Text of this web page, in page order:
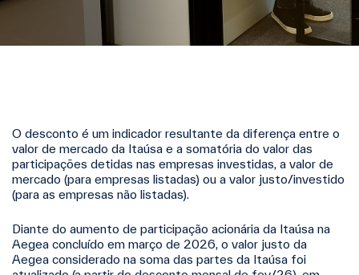
O desconto é um indicador resultante da diferença entre o
valor de mercado da Itaúsa e a somatória do valor das
participações detidas nas empresas investidas, a valor de
mercado (para empresas listadas) ou a valor justo/investido
(para as empresas não listadas).
Diante do aumento de participação acionária da Itaúsa na
Aegea concluído em março de 2026, o valor justo da
Aegea considerado na soma das partes da Itaúsa foi